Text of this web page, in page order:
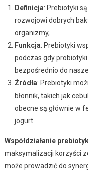
Definicja: Prebiotyki
rozwojowi dobrych
organizmy,
Funkcja: Prebiotyki
podczas gdy
bezpośrednio do
Źródła: Prebiotyki
błonnik, takich jak
obecne są głównie w
jogurt.
Współdziałanie
maksymalizacji korzyści
może prowadzić do